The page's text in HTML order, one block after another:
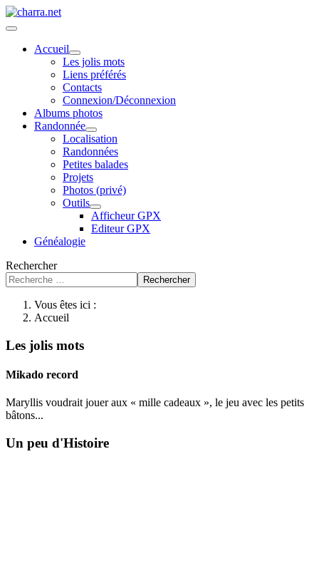
Accueil
Les jolis mots
Liens préférés
Contacts
Connexion/Déconnexion
Albums photos
Randonnée
Localisation
Randonnées
Petites balades
Projets
Photos (privé)
Outils
Afficheur GPX
Editeur GPX
Généalogie
Rechercher
Rechercher
Vous êtes ici :
Accueil
Les jolis mots
Mikado record
Maryllis voudrait jouer aux « mille cadeaux », le jeu avec les petits
bâtons...
Un peu d'Histoire